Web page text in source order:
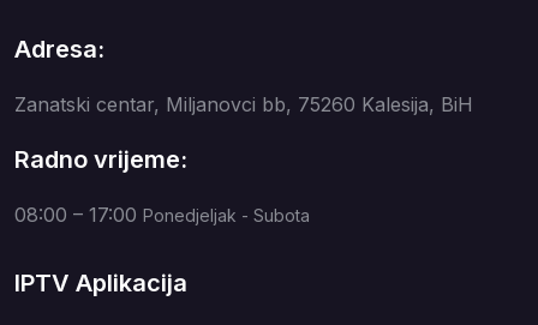
Adresa:
Zanatski centar, Miljanovci bb, 75260 Kalesija, BiH
Radno vrijeme:
08:00 – 17:00 Ponedjeljak - Subota
IPTV Aplikacija